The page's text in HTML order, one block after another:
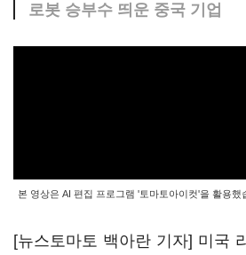
로봇 승부수 띄운 중국 기업
본 영상은 AI 편집 프로그램 '토마토아이컷'을 활용했
[뉴스토마토 백아란 기자] 미국